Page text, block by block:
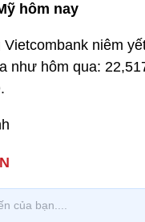
hôm nay
Vietcombank niêm
như hôm qua: